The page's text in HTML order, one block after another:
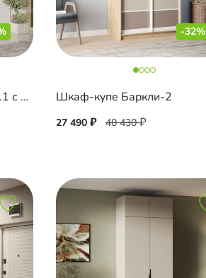
Распашной шкаф Дарио-2.1 с антресолью
-32%
Шкаф-купе Баркли-2
27 490 40 430